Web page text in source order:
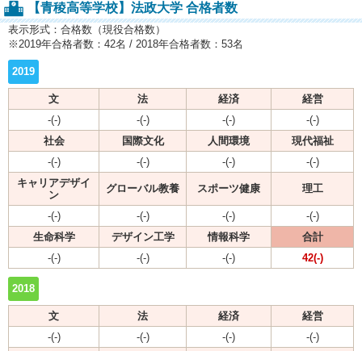
【青稜高等学校】法政大学 合格者数
表示形式：合格数（現役合格数）
※2019年合格者数：42名 / 2018年合格者数：53名
2019
文 法 経済
経営
-(-)
-(-) -(-)
-(-)
社会
国際文化 人間環境
現代福祉
-(-)
-(-) -(-)
-(-)
キャリアデザイ
ン
グローバル教養 スポーツ健康 理工
-(-) -(-) -(-)
-(-)
生命科学
デザイン工学 情報科学
合計
-(-)
-(-) -(-) 42(-)
2018
文 法 経済
経営
-(-)
-(-) -(-)
-(-)